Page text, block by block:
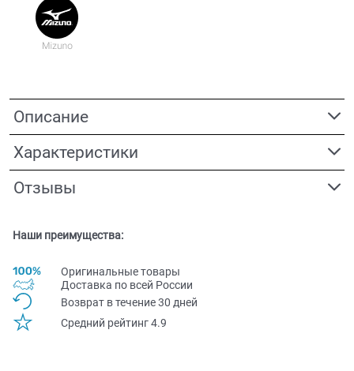
Описание
Характеристики
Отзывы
Наши преимущества:
Оригинальные товары
Доставка по всей Pоссии
Возврат в течение 30 дней
Средний рейтинг 4.9